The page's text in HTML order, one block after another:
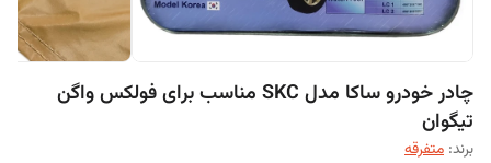
چادر خودرو ساکا مدل SKC مناسب برای فولکس واگن
تیگوان
برند: متفرقه